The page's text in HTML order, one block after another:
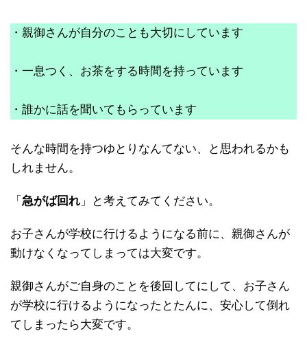
・親御さんが自分のことも大切にしています
・一息つく、お茶をする時間を持っています
・誰かに話を聞いてもらっています
そんな時間を持つゆとりなんてない、と思われるかも
しれません。
「 急がば回れ 」と考えてみてください。
お子さんが学校に行けるようになる前に、親御さんが
動けなくなってしまっては大変です。
親御さんがご自身のことを後回してにして、お子さん
が学校に行けるようになったとたんに、安心して倒れ
てしまったら大変です。